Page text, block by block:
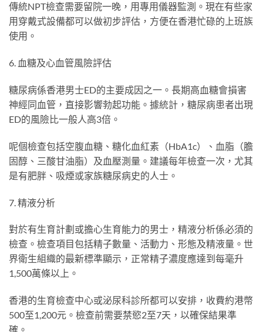
傳統NPT檢查需要留院一晚，用專用儀器監測。現在有些家
用穿戴式設備都可以做初步評估，方便在香港忙碌的上班族
使用。
6. 血糖及心血管風險評估
糖尿病係香港男士ED的主要成因之一。長期高血糖會損害
神經同血管，直接影響勃起功能。據統計，糖尿病患者出現
ED的風險比一般人高3倍。
呢個檢查包括空腹血糖、糖化血紅素（HbA1c）、血脂（膽
固醇、三酸甘油脂）及血壓測量。建議每年檢查一次，尤其
是有肥胖、吸煙或家族糖尿病史的人士。
7. 精液分析
對於有生育計劃或擔心生育能力的男士，精液分析係必須的
檢查。檢查項目包括精子數量、活動力、形態及精液量。世
界衛生組織的最新標準顯示，正常精子濃度應達到每毫升
1,500萬條以上。
香港的生育檢查中心或泌尿科診所都可以安排，收費約港幣
500至1,200元。檢查前需要禁慾2至7天，以確保結果準
確。